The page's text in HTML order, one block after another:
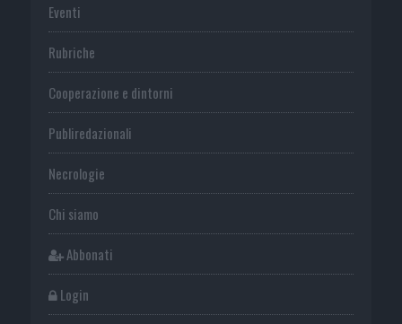
Eventi
Rubriche
Cooperazione e dintorni
Publiredazionali
Necrologie
Chi siamo
Abbonati
Login